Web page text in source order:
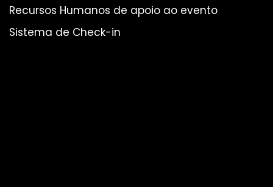
Recursos Humanos de apoio ao evento
Sistema de Check-in